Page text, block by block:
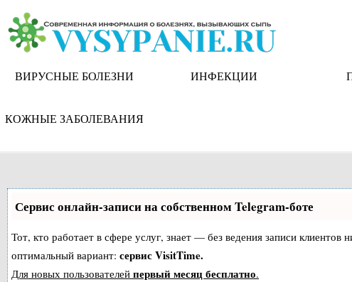
to
content
ВИРУСНЫЕ БОЛЕЗНИ ИНФЕКЦИИ
КОЖНЫЕ ЗАБОЛЕВАНИЯ
Сервис онлайн-записи на собственном Telegram-боте
Тот, кто работает в сфере услуг, знает — без ведения записи
оптимальный вариант: сервис VisitTime.
Для новых пользователей первый месяц бесплатно.